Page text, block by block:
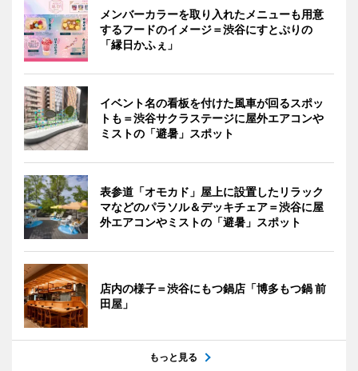
メンバーカラーを取り入れたメニューも用意
するフードのイメージ＝渋谷にすとぷりの
「縁日かふぇ」
イベント名の看板を付けた風車が回るスポッ
トも＝渋谷サクラステージに屋外エアコンや
ミストの「避暑」スポット
表参道「オモカド」屋上に設置したリラック
マなどのパラソル＆デッキチェア＝渋谷に屋
外エアコンやミストの「避暑」スポット
店内の様子＝渋谷にもつ鍋店「博多もつ鍋 前
田屋」
もっと見る